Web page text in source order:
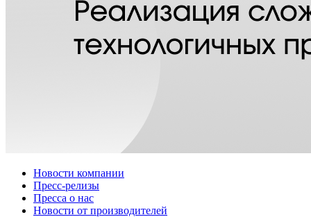
Новости компании
Пресс-релизы
Пресса о нас
Новости от производителей